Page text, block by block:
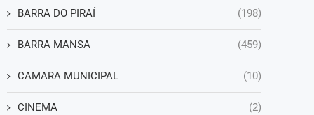
BARRA DO PIRAÍ (198)
BARRA MANSA (459)
CAMARA MUNICIPAL (10)
CINEMA (2)